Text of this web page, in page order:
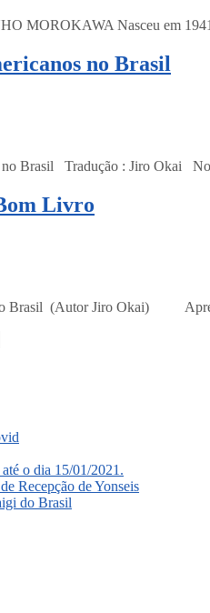
MOROKAWA Nasceu em
no Brasil
Brasil Tradução : Jiro Okai
Livro
no Brasil (Autor Jiro Okai)
o dia 15/01/2021.
Recepção de Yonseis
do Brasil